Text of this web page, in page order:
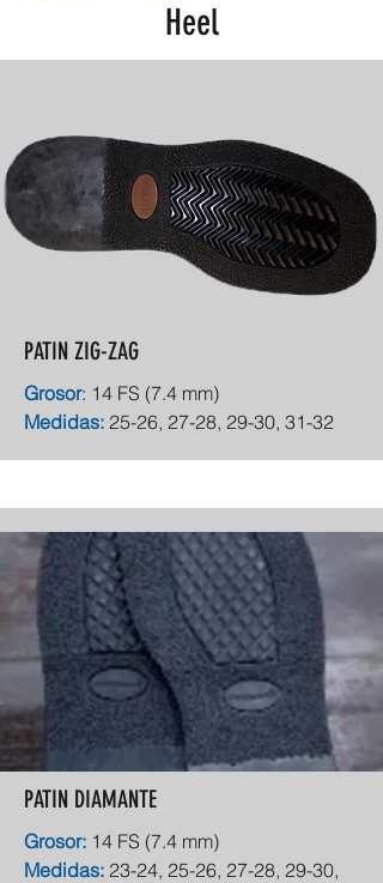
Heel
PATIN ZIG-ZAG
Grosor: 14 FS (7.4 mm)
Medidas: 25-26, 27-28, 29-30, 31-32
PATIN DIAMANTE
Grosor: 14 FS (7.4 mm)
Medidas: 23-24, 25-26, 27-28, 29-30,